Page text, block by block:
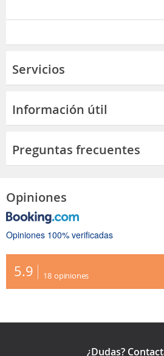
Servicios
Información útil
Preguntas frecuentes
Opiniones
Opiniones 100% verificadas
5.9 18 opiniones
¿Dudas?